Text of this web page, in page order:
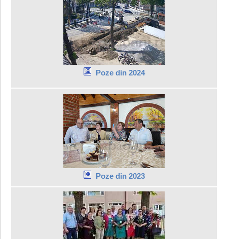
Poze din 2024
Poze din 2023